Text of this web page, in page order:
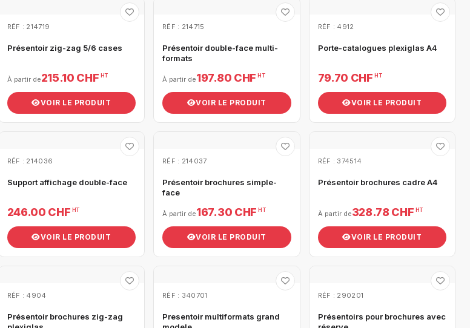
RÉF : 214719
Présentoir zig-zag 5/6 cases
À partir de215.10 CHF HT
VOIR LE PRODUIT
RÉF : 214715
Présentoir double-face multi-
formats
À partir de197.80 CHF HT
VOIR LE PRODUIT
RÉF : 4912
Porte-catalogues plexiglas A4
79.70 CHF HT
VOIR LE PRODUIT
RÉF : 214036
Support affichage double-face
246.00 CHF HT
VOIR LE PRODUIT
RÉF : 214037
Présentoir brochures simple-
face
À partir de167.30 CHF HT
VOIR LE PRODUIT
RÉF : 374514
Présentoir brochures cadre A4
À partir de328.78 CHF HT
VOIR LE PRODUIT
RÉF : 4904
Présentoir brochures zig-zag
RÉF : 340701
Presentoir multiformats grand
RÉF : 290201
Présentoirs pour brochures avec